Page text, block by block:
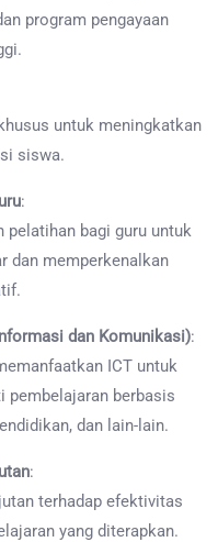
program pengayaan
untuk meningkatkan
siswa.
:
pelatihan bagi guru untuk
dan memperkenalkan
dan Komunikasi):
ICT untuk
pembelajaran berbasis
dan lain-lain.
:
terhadap efektivitas
yang diterapkan.